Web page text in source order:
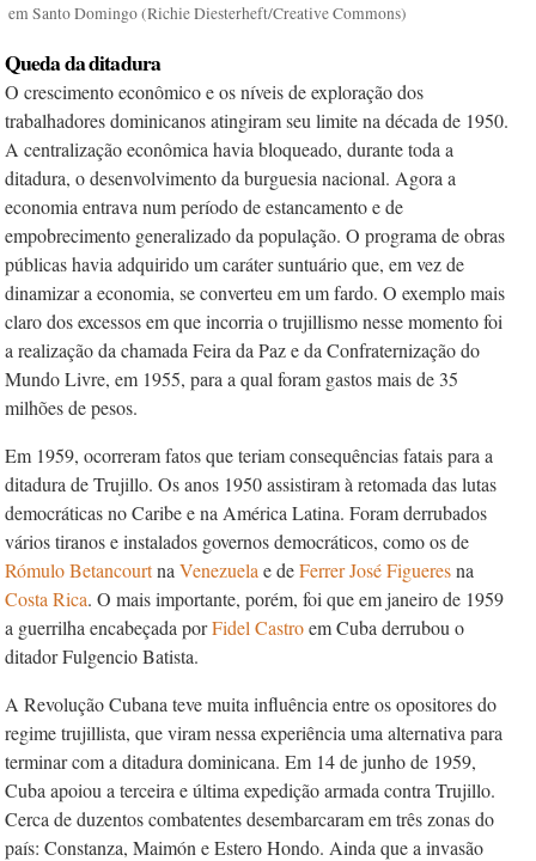
em Santo Domingo (Richie Diesterheft/Creative Commons)
Queda da ditadura
O crescimento econômico e os níveis de exploração dos
trabalhadores dominicanos atingiram seu limite na década de 1950.
A centralização econômica havia bloqueado, durante toda a
ditadura, o desenvolvimento da burguesia nacional. Agora a
economia entrava num período de estancamento e de
empobrecimento generalizado da população. O programa de obras
públicas havia adquirido um caráter suntuário que, em vez de
dinamizar a economia, se converteu em um fardo. O exemplo mais
claro dos excessos em que incorria o trujillismo nesse momento foi
a realização da chamada Feira da Paz e da Confraternização do
Mundo Livre, em 1955, para a qual foram gastos mais de 35
milhões de pesos.
Em 1959, ocorreram fatos que teriam consequências fatais para a
ditadura de Trujillo. Os anos 1950 assistiram à retomada­ das lutas
democráticas no Caribe e na América Latina. Foram derrubados
vários tiranos e instalados governos democráticos, como os de
Rómulo Betancourtna Venezuela e deFerrerJoséFigueresna
Costa Rica. O mais importante, porém, foi que em janeiro de 1959
a guerrilha encabeçada porFidel Castroem Cuba derrubou o
ditador Fulgencio Batista.
A Revolução Cubana teve muita influên­cia entre os opositores do
regime trujillista, que viram nessa experiência uma alternativa para
terminar com a ditadura dominicana. Em 14 de junho de 1959,
Cuba apoiou a terceira e última expedição armada contra Trujillo.
Cerca de duzentos combatentes desembarcaram em três zonas do
país: Constanza, Maimón e Estero Hondo. Ainda que a invasão